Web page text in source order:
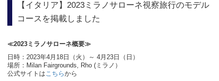
【イタリア】2023ミラノサローネ視察旅行のモデル
コースを掲載しました
≪2023ミラノサローネ概要≫
日時：2023年4月18日（火）～ 4月23日（日）
場所：Milan Fairgrounds, Rho (ミラノ）
公式サイトはこちらから